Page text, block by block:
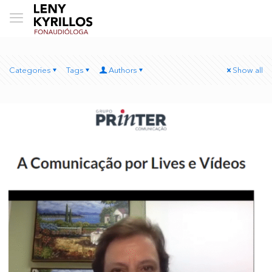
Categories Tags Authors Show all